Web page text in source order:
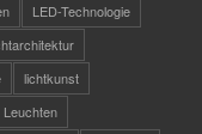
LED-Technologie
lichtkunst
Leuchten